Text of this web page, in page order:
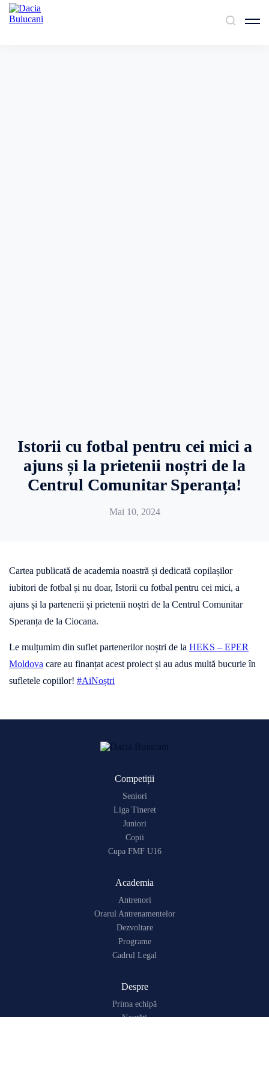
Istorii cu fotbal pentru cei mici a
ajuns și la prietenii noștri de la
Centrul Comunitar Speranța!
Mai 10, 2024
Cartea publicată de academia noastră și dedicată copilașilor
iubitori de fotbal și nu doar, Istorii cu fotbal pentru cei mici, a
ajuns și la partenerii și prietenii noștri de la Centrul Comunitar
Speranța de la Ciocana.
Le mulțumim din suflet partenerilor noștri de la HEKS – EPER
Moldova care au finanțat acest proiect și au adus multă bucurie în
sufletele copiilor! #AiNoștri
Competiții
Seniori
Liga Tineret
Juniori
Copii
Cupa FMF U16
Academia
Antrenori
Orarul Antrenamentelor
Dezvoltare
Programe
Cadrul Legal
Despre
Prima echipă
Noutăți